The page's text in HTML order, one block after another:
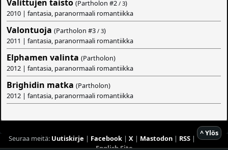
Valittujen taisto (Partholon #2 / 3)
2010 | fantasia, paranormaali romantiikka
Valontuoja (Partholon #3 / 3)
2011 | fantasia, paranormaali romantiikka
Elphamen valinta (Partholon)
2012 | fantasia, paranormaali romantiikka
Brighidin matka (Partholon)
2012 | fantasia, paranormaali romantiikka
^ Ylös
Seuraa meitä: Uutiskirje | Facebook| X| Mastodon| RSS|
English Site